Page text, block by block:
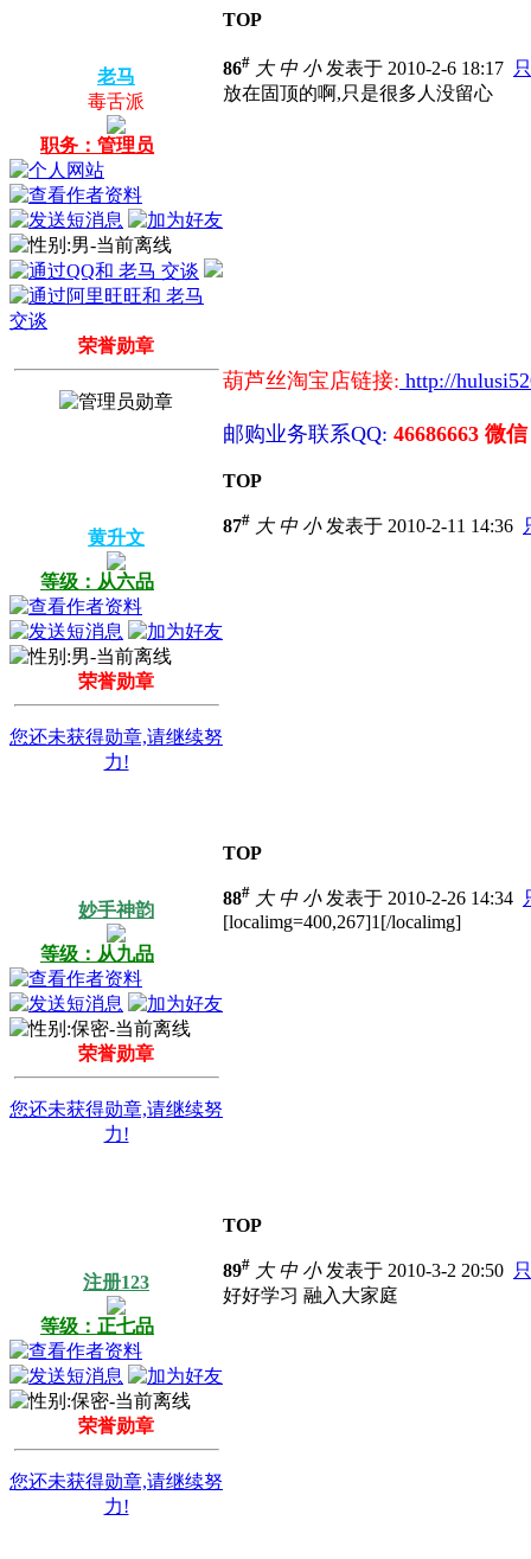
TOP
老马
毒舌派
职务：管理员
荣誉勋章
86# 大 中 小发表于 2010-2-6 18:17
放在固顶的啊,只是很多人没留心
葫芦丝淘宝店链接: http://
邮购业务联系QQ: 46686663 微
TOP
黄升文
等级：从六品
荣誉勋章
您还未获得勋章,请继续努
力!
87# 大 中 小发表于 2010-2-11 14:36
TOP
妙手神韵
等级：从九品
荣誉勋章
您还未获得勋章,请继续努
力!
88# 大 中 小发表于 2010-2-26 14:34
[localimg=400,267]1[/localimg]
TOP
注册123
等级：正七品
荣誉勋章
您还未获得勋章,请继续努
力!
89# 大 中 小发表于 2010-3-2 20:50
好好学习 融入大家庭